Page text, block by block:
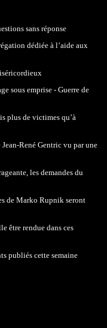
sans réponse
dédiée à l’aide aux
sous emprise - Guerre de
plus de victimes qu’à
René Gentric vu par une
les demandes du
de Marko Rupnik seront
être rendue dans ces
publiés cette semaine